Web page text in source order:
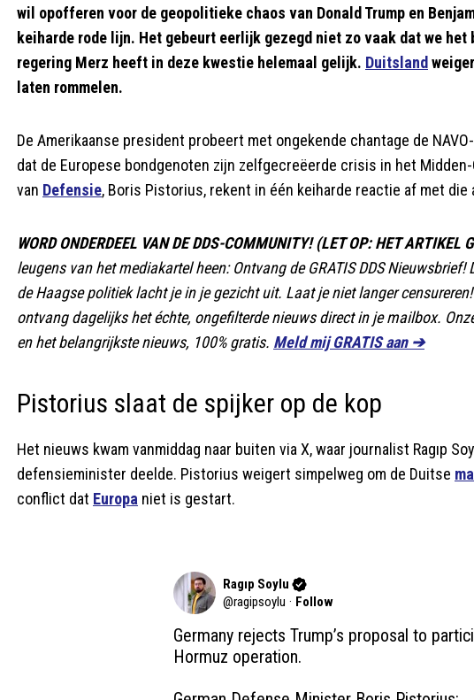
wil opofferen voor de geopolitieke chaos van Donald Trump en
keiharde rode lijn. Het gebeurt eerlijk gezegd niet zo vaak dat we
regering Merz heeft in deze kwestie helemaal gelijk. Duitsland
laten rommelen.
De Amerikaanse president probeert met ongekende chantage de
dat de Europese bondgenoten zijn zelfgecreëerde crisis in het
van Defensie, Boris Pistorius, rekent in één keiharde reactie af met
WORD ONDERDEEL VAN DE DDS-COMMUNITY! (LET OP: HET ARTIKEL
leugens van het mediakartel heen: Ontvang de GRATIS DDS
de Haagse politiek lacht je in je gezicht uit. Laat je niet langer
ontvang dagelijks het échte, ongefilterde nieuws direct in je mailbox.
en het belangrijkste nieuws, 100% gratis. Meld mij GRATIS aan ➔
Pistorius slaat de spijker op de kop
Het nieuws kwam vanmiddag naar buiten via X, waar journalist Ragıp
defensieminister deelde. Pistorius weigert simpelweg om de Duitse
conflict dat Europa niet is gestart.
Ragıp Soylu
@ragipsoylu · Follow
Germany rejects Trump’s proposal to
Hormuz operation.